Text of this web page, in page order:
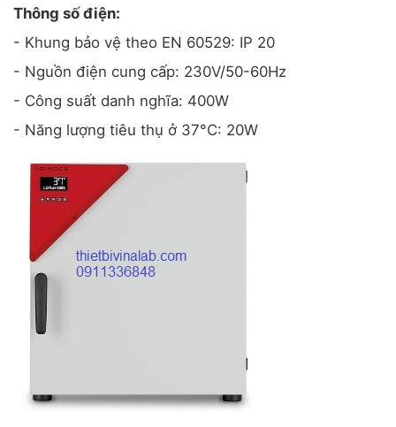
Thông số điện:
- Khung bảo vệ theo EN 60529: IP 20
- Nguồn điện cung cấp: 230V/50-60Hz
- Công suất danh nghĩa: 400W
- Năng lượng tiêu thụ ở 37°C: 20W